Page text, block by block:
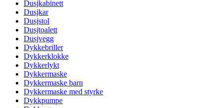
Dusjkabinett
Dusjkar
Dusjstol
Dusjtoalett
Dusjvegg
Dykkebriller
Dykkerklokke
Dykkerlykt
Dykkermaske
Dykkermaske barn
Dykkermaske med styrke
Dykkpumpe